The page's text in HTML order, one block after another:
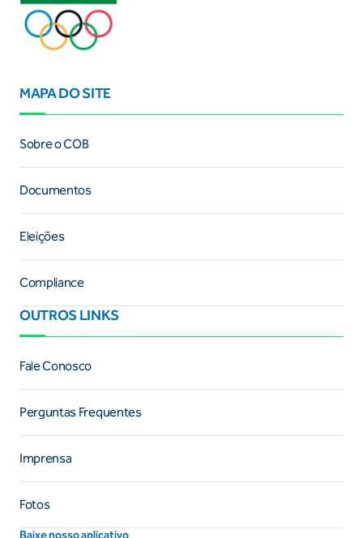
MAPA DO SITE
Sobre o COB
Documentos
Eleições
Compliance
OUTROS LINKS
Fale Conosco
Perguntas Frequentes
Imprensa
Fotos